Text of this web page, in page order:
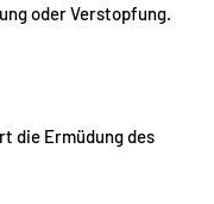
oder Verstopfung.
die Ermüdung des